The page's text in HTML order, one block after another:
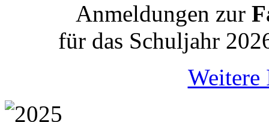
Anmeldungen zur
für das Schuljahr
Weitere